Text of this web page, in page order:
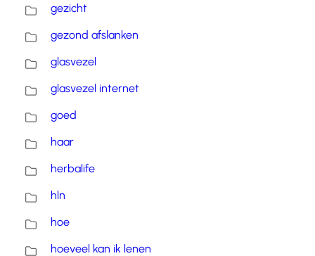
gezicht
gezond afslanken
glasvezel
glasvezel internet
goed
haar
herbalife
hln
hoe
hoeveel kan ik lenen